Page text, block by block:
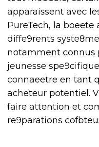
apparaissent avec
PureTech, la
diffe9rents
notamment connus
jeunesse
connaeetre en tant
acheteur potentiel.
faire attention et
re9parations